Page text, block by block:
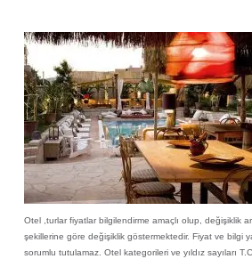
Otel ,turlar fiyatlar bilgilendirme amaçlı olup, değişiklik
şekillerine göre değişiklik göstermektedir. Fiyat ve bilgi
sorumlu tutulamaz. Otel kategorileri ve yıldız sayıları